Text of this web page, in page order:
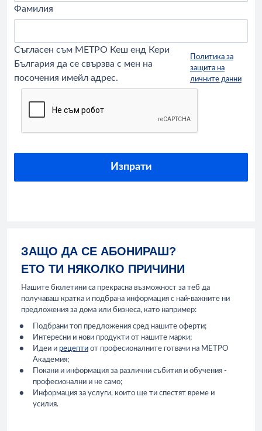
Фамилия
Съгласен съм МЕТРО Кеш енд Кери
България да се свързва с мен на
посочения имейл адрес.
Политика за
защита на
личните данни
ЗАЩО ДА СЕ АБОНИРАШ?
ЕТО ТИ НЯКОЛКО ПРИЧИНИ
Нашите бюлетини са прекрасна възможност за теб да
получаваш кратка и подбрана информация с най-важните ни
предложения за дома или бизнеса, като например:
Подбрани топ предложения сред нашите оферти;
Интересни и нови продукти от нашите марки;
Идеи и рецепти от професионалните готвачи на МЕТРО
Академия;
Покани и информация за различни събития и обучения -
професионални и не само;
Информация за услуги, които ще ти спестят време и
усилия.